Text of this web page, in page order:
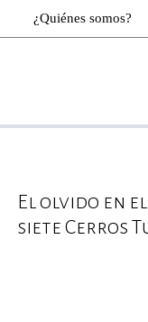
¿Quiénes somos?
El olvido en
siete Cerros